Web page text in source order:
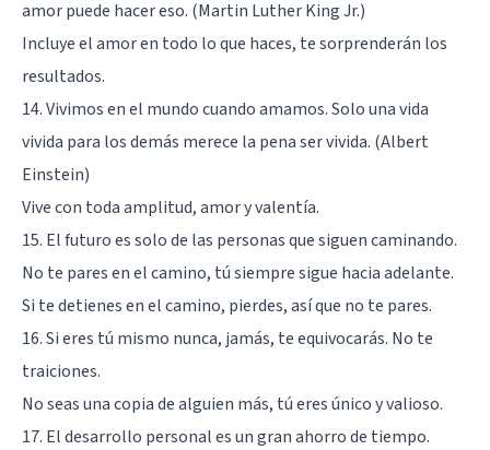
amor puede hacer eso. (Martin Luther King Jr.)
Incluye el amor en todo lo que haces, te sorprenderán los
resultados.
14. Vivimos en el mundo cuando amamos. Solo una vida
vivida para los demás merece la pena ser vivida. (Albert
Einstein)
Vive con toda amplitud, amor y valentía.
15. El futuro es solo de las personas que siguen caminando.
No te pares en el camino, tú siempre sigue hacia adelante.
Si te detienes en el camino, pierdes, así que no te pares.
16. Si eres tú mismo nunca, jamás, te equivocarás. No te
traiciones.
No seas una copia de alguien más, tú eres único y valioso.
17. El desarrollo personal es un gran ahorro de tiempo.